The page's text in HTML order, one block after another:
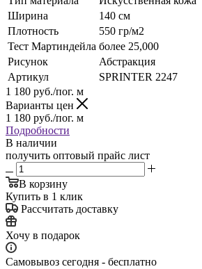
Ширина
140 см
Плотность
550 гр/м2
Тест Мартиндейла более 25,000
Рисунок
Абстракция
Артикул
SPRINTER 2247
1 180 руб./пог. м
Варианты цен
1 180 руб./пог. м
Подробности
В наличии
получить оптовый прайс лист
В корзину
Купить в 1 клик
Рассчитать доставку
Хочу в подарок
Самовывоз сегодня - бесплатно